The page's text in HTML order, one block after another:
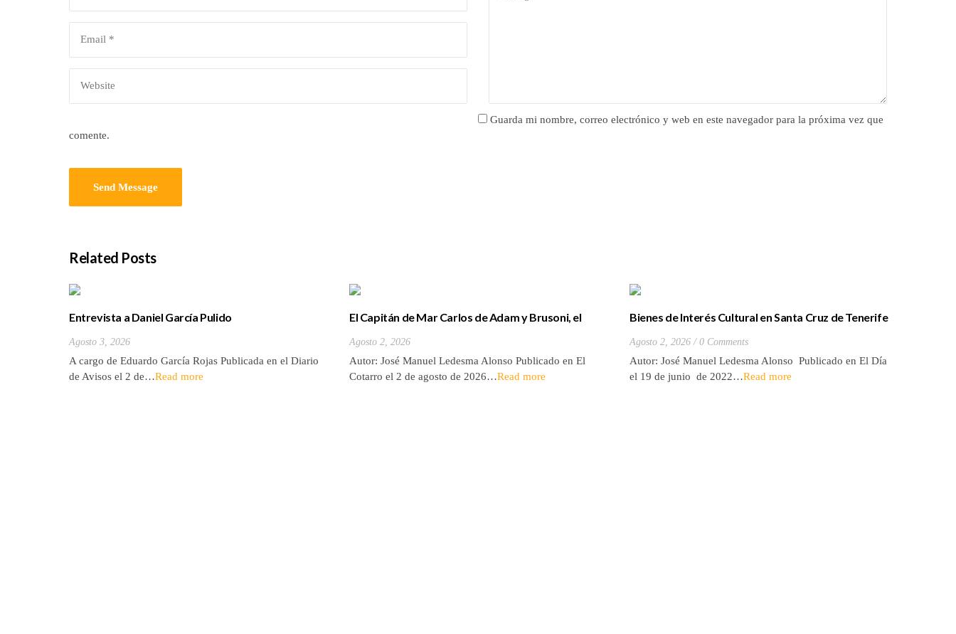
Guarda mi nombre, correo electrónico y web en este navegador para la próxima vez que
comente.
Related Posts
Entrevista a Daniel García Pulido
Agosto 3, 2026
A cargo de Eduardo García Rojas Publicada en el Diario
de Avisos el 2 de…Read more
El Capitán de Mar Carlos de Adam y Brusoni, el
Agosto 2, 2026
Autor: José Manuel Ledesma Alonso Publicado en El
Cotarro el 2 de agosto de 2026…Read more
Bienes de Interés Cultural en Santa Cruz de Tenerife
Agosto 2, 2026 0 Comments
Autor: José Manuel Ledesma Alonso Publicado en El Día
el 19 de junio de 2022…Read more